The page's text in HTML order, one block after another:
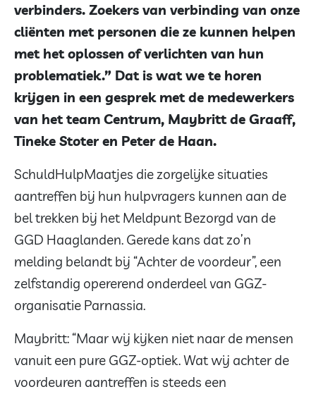
verbinders. Zoekers van verbinding van onze
cliënten met personen die ze kunnen helpen
met het oplossen of verlichten van hun
problematiek.” Dat is wat we te horen
krijgen in een gesprek met de medewerkers
van het team Centrum, Maybritt de Graaff,
Tineke Stoter en Peter de Haan.
SchuldHulpMaatjes die zorgelijke situaties
aantreffen bij hun hulpvragers kunnen aan de
bel trekken bij het Meldpunt Bezorgd van de
GGD Haaglanden. Gerede kans dat zo’n
melding belandt bij “Achter de voordeur”, een
zelfstandig opererend onderdeel van GGZ-
organisatie Parnassia.
Maybritt: “Maar wij kijken niet naar de mensen
vanuit een pure GGZ-optiek. Wat wij achter de
voordeuren aantreffen is steeds een